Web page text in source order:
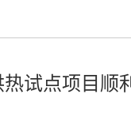
热试点项目顺